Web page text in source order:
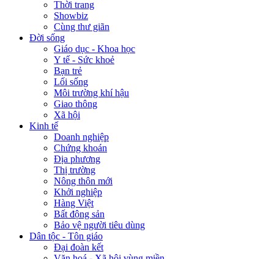
Thời trang
Showbiz
Cùng thư giãn
Đời sống
Giáo dục - Khoa học
Y tế - Sức khoẻ
Bạn trẻ
Lối sống
Môi trường khí hậu
Giao thông
Xã hội
Kinh tế
Doanh nghiệp
Chứng khoán
Địa phương
Thị trường
Nông thôn mới
Khởi nghiệp
Hàng Việt
Bất động sản
Bảo vệ người tiêu dùng
Dân tộc - Tôn giáo
Đại đoàn kết